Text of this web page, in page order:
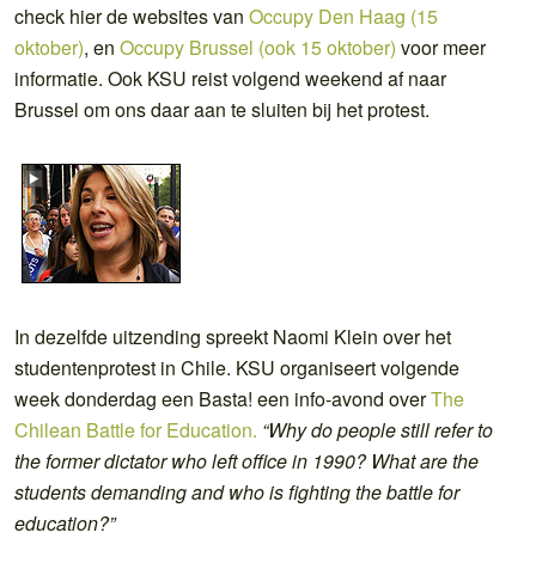
check hier de websites van Occupy Den Haag (15
oktober), en Occupy Brussel (ook 15 oktober) voor meer
informatie. Ook KSU reist volgend weekend af naar
Brussel om ons daar aan te sluiten bij het protest.
In dezelfde uitzending spreekt Naomi Klein over het
studentenprotest in Chile. KSU organiseert volgende
week donderdag een Basta! een info-avond overThe
Chilean Battle for Education. “Why do people still refer to
the former dictator who left office in 1990? What are the
students demanding and who is fighting the battle for
education?”